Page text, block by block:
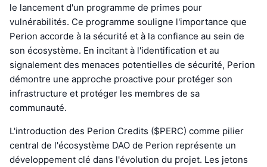
le lancement d'un programme de primes pour
vulnérabilités. Ce programme souligne l'importance que
Perion accorde à la sécurité et à la confiance au sein de
son écosystème. En incitant à l'identification et au
signalement des menaces potentielles de sécurité, Perion
démontre une approche proactive pour protéger son
infrastructure et protéger les membres de sa
communauté.
L'introduction des Perion Credits ($PERC) comme pilier
central de l'écosystème DAO de Perion représente un
développement clé dans l'évolution du projet. Les jetons